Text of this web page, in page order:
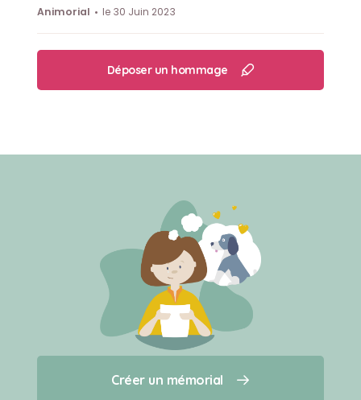
Créer un mémorial
Qui sommes-nous ?
Animorial
le 30 Juin 2023
Déposer un hommage
Créer un mémorial